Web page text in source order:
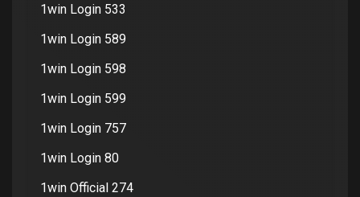
1win Login 533
1win Login 589
1win Login 598
1win Login 599
1win Login 757
1win Login 80
1win Official 274